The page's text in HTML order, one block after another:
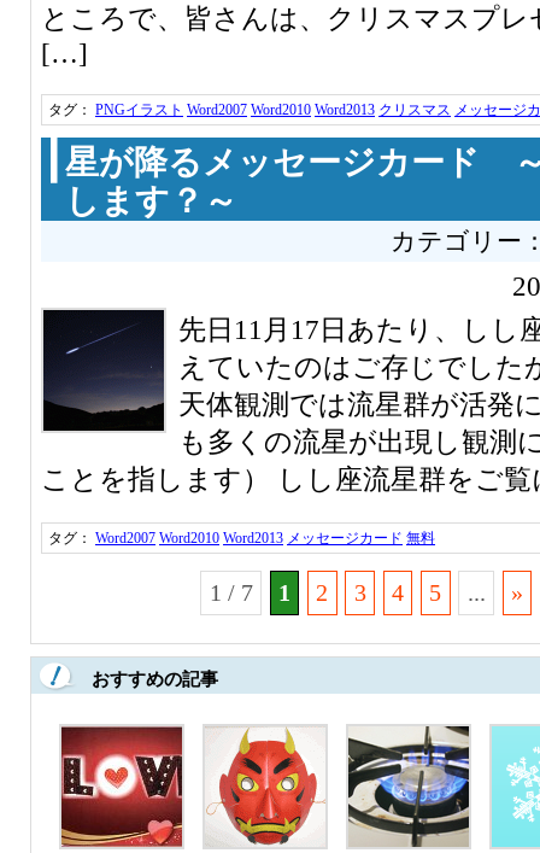
ところで、皆さんは、クリスマスプ
[…]
タグ： PNGイラスト Word2007 Word2010 Word2013 クリスマス メッセージ
星が降るメッセージカード
します？～
カテゴリー
先日11月17日あたり、しし
えていたのはご存じでし
天体観測では流星群が活発
も多くの流星が出現し観測
ことを指します） しし座流星群をご
タグ： Word2007 Word2010 Word2013 メッセージカード 無料
1 / 7 1 2 3 4 5 ... »
おすすめの記事